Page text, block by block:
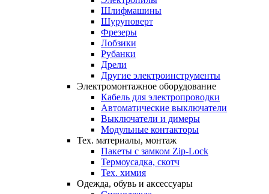
Шлифмашины
Шуруповерт
Фрезеры
Лобзики
Рубанки
Дрели
Другие электроинструменты
Электромонтажное оборудование
Кабель для электропроводки
Автоматические выключатели
Выключатели и димеры
Модульные контакторы
Тех. материалы, монтаж
Пакеты с замком Zip-Lock
Термоусадка, скотч
Тех. химия
Одежда, обувь и аксессуары